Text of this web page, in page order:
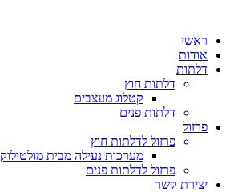
ראשי
אודות
דלתות
דלתות חוץ
קטלוג מעצבים
דלתות פנים
פרזול
פרזול לדלתות חוץ
מערכות נעילה מבית מולטילוק
פרזול לדלתות פנים
יצירת קשר